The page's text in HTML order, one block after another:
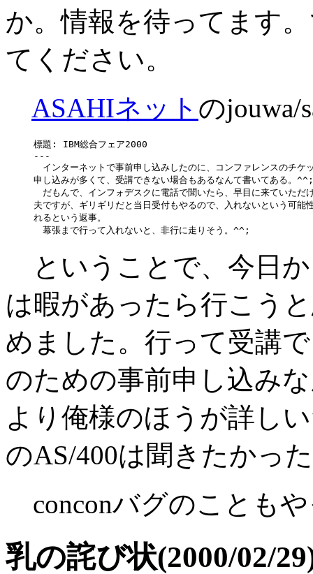
か。情報を待ってます
てください。
ASAHIネット のjouwa/
標題: IBM総合フェア2000
---
インターネットで事前申し込みしたのに、コンファレンスのチケ
申し込みが多くて、受講できない場合もあるなんて書いてある。^^;
だもんで、インフォデスクに電話で聞いたら、早目に来ていただ
夫ですが、ギリギリだと当日受付もやるので、入れないという可能
れるという返事。
ということで、今日
は暇があったら行こう
めました。行って受講
のための事前申し込み
より俺様のほうが詳し
のAS/400は聞きたかっ
conconバグのことも
乳の詫び状(2000/02/